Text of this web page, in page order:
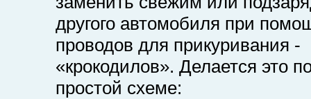
другого автомобиля при
проводов для прикуривания -
«крокодилов». Делается это
простой схеме: